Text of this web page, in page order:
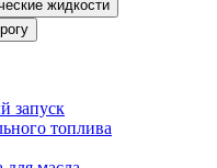
жидкости
запуск
топлива